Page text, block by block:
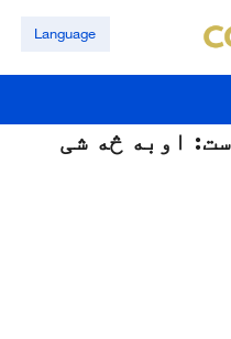
Language
اوبه څه شی